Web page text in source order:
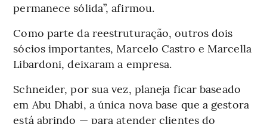
permanece sólida”, afirmou.
Como parte da reestruturação, outros dois
sócios importantes, Marcelo Castro e Marcella
Libardoni, deixaram a empresa.
Schneider, por sua vez, planeja ficar baseado
em Abu Dhabi, a única nova base que a gestora
está abrindo — para atender clientes do